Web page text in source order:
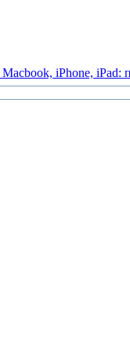
Macbook, iPhone, iPad: